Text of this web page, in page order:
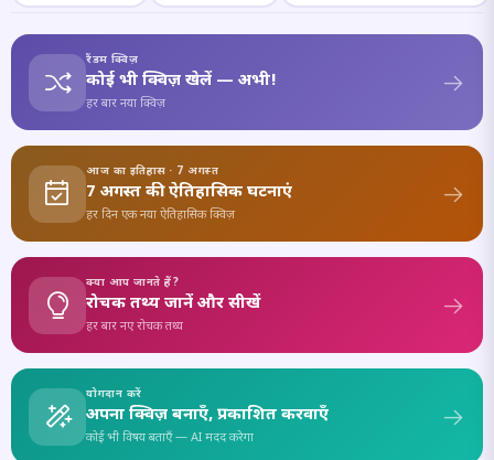
रैंडम क्विज़
कोई भी क्विज़ खेलें — अभी!
हर बार नया क्विज़
आज का इतिहास · 7 अगस्त
7 अगस्त की ऐतिहासिक घटनाएं
हर दिन एक नया ऐतिहासिक क्विज़
क्या आप जानते हैं?
रोचक तथ्य जानें और सीखें
हर बार नए रोचक तथ्य
योगदान करें
अपना क्विज़ बनाएँ, प्रकाशित करवाएँ
कोई भी विषय बताएँ — AI मदद करेगा